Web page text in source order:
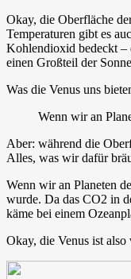
Okay, die Oberfläche
Temperaturen gibt es
Kohlendioxid bedeckt –
einen Großteil der
Was die Venus uns
Wenn wir an
Aber: während die
Alles, was wir dafür
Wenn wir an Planeten
wurde. Da das CO2 in
käme bei einem
Okay, die Venus ist